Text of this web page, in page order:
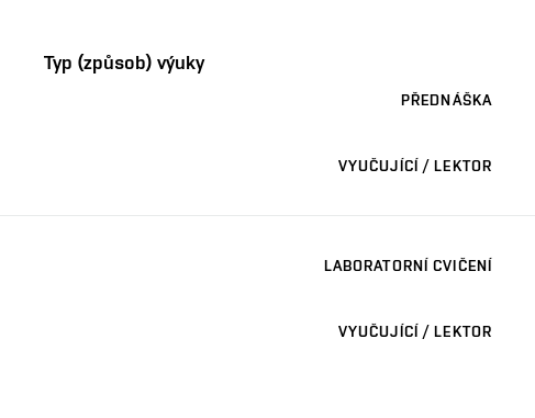
Typ (způsob) výuky
PŘEDNÁŠKA
VYUČUJÍCÍ / LEKTOR
LABORATORNÍ CVIČENÍ
VYUČUJÍCÍ / LEKTOR